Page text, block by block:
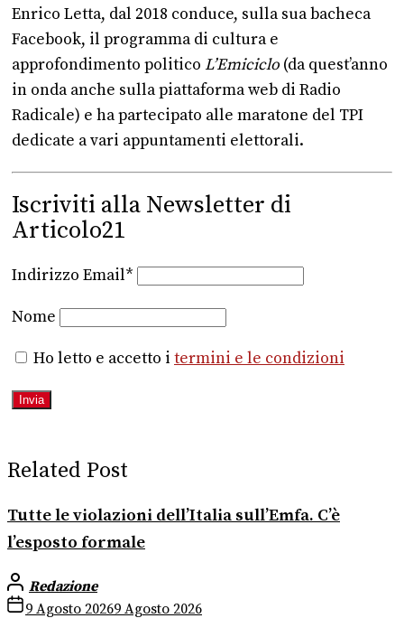
Enrico Letta, dal 2018 conduce, sulla sua bacheca
Facebook, il programma di cultura e
approfondimento politico L’Emiciclo (da quest’anno
in onda anche sulla piattaforma web di Radio
Radicale) e ha partecipato alle maratone del TPI
dedicate a vari appuntamenti elettorali.
Iscriviti alla Newsletter di
Articolo21
Indirizzo Email*
Nome
Ho letto e accetto i termini e le condizioni
Related Post
Tutte le violazioni dell’Italia sull’Emfa. C’è
l’esposto formale
Redazione
9 Agosto 20269 Agosto 2026